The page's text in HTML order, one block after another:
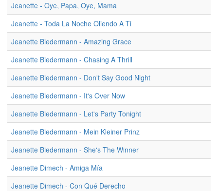
Jeanette - Oye, Papa, Oye, Mama
Jeanette - Toda La Noche Oliendo A Ti
Jeanette Biedermann - Amazing Grace
Jeanette Biedermann - Chasing A Thrill
Jeanette Biedermann - Don't Say Good Night
Jeanette Biedermann - It's Over Now
Jeanette Biedermann - Let's Party Tonight
Jeanette Biedermann - Mein Kleiner Prinz
Jeanette Biedermann - She's The Winner
Jeanette Dimech - Amiga Mía
Jeanette Dimech - Con Qué Derecho